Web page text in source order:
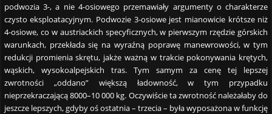
podwozia 3-, a nie 4-osiowego przemawiały argumenty o charakterze
czysto eksploatacyjnym. Podwozie 3-osiowe jest mianowicie krótsze niż
4-osiowe, co w austriackich specyficznych, w pierwszym rzędzie górskich
warunkach, przekłada się na wyraźną poprawę manewrowości, w tym
redukcji promienia skrętu, jakże ważną w trakcie pokonywania krętych,
wąskich, wysokoalpejskich tras. Tym samym za cenę tej lepszej
zwrotności „oddano” większą ładowność, w tym przypadku
nieprzekraczającą 8000–10 000 kg. Oczywiście ta zwrotność należałaby do
jeszcze lepszych, gdyby oś ostatnia – trzecia – była wyposażona w funkcję